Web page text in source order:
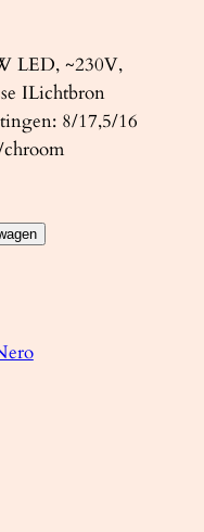
LED, ~230V,
ILichtbron
8/17,5/16